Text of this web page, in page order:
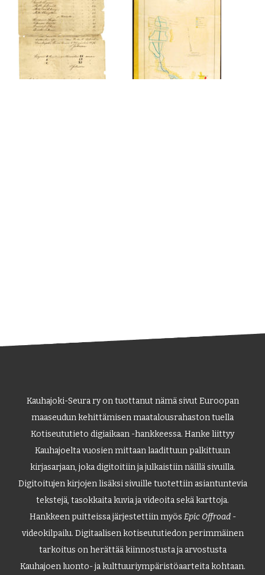
Kauhajoki-Seura ry on tuottanut nämä sivut Euroopan
maaseudun kehittämisen maatalousrahaston tuella
Kotiseututieto digiaikaan -hankkeessa. Hanke liittyy
Kauhajoelta vuosien mittaan laadittuun palkittuun
kirjasarjaan, joka digitoitiin ja julkaistiin näillä sivuilla.
Digitoitujen kirjojen lisäksi sivuille tuotettiin asiantuntevia
tekstejä, tasokkaita kuvia ja videoita sekä karttoja.
Hankkeen puitteissa järjestettiin myös Epic Offroad-
videokilpailu. Digitaalisen kotiseututiedon perimmäinen
tarkoitus on herättää kiinnostusta ja arvostusta
Kauhajoen luonto- ja kulttuuriympäristöaarteita kohtaan.